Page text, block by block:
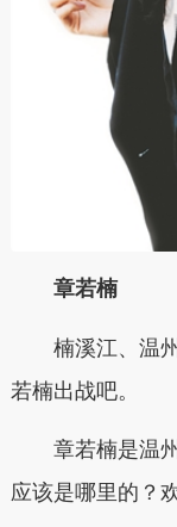
章若楠
楠溪江、温州
若楠出战吧。
章若楠是温州
应该是哪里的？